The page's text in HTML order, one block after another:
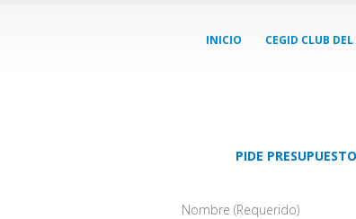
INICIO CEGID CLUB DEL
PIDE PRESUPUESTO
Nombre (Requerido)